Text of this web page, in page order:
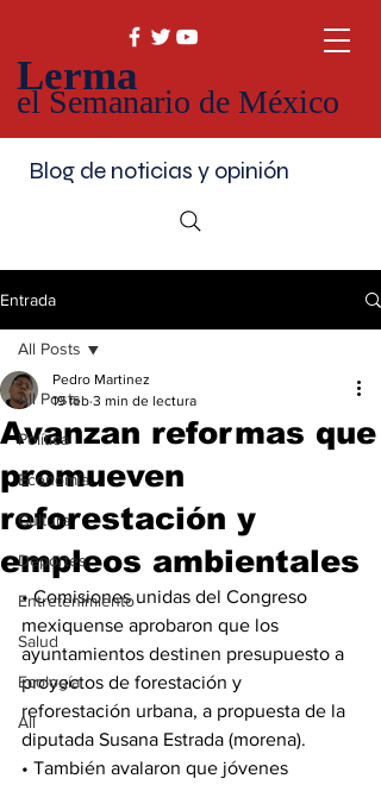
Lerma
el Semanario de México
Blog de noticias y opinión
Entrada
All Posts
Política
Economía
Cultura
Deportes
Entretenimiento
Salud
Ecología
All
All Posts
Avanzan reformas que
promueven
reforestación y
empleos ambientales
Pedro Martinez
19 feb 3 min de lectura
• Comisiones unidas del Congreso
mexiquense aprobaron que los
ayuntamientos destinen presupuesto a
proyectos de forestación y
reforestación urbana, a propuesta de la
diputada Susana Estrada (morena).
• También avalaron que jóvenes